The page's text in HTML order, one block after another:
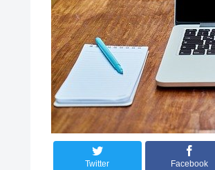
Twitter Facebook